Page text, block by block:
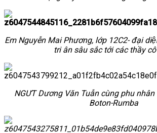
Em Nguyễn Mai Phương, lớp 12C2- đại
tri ân sâu sắc tới các thầy
NGƯT Dương Văn Tuẫn cùng phu
Boton-Rumba